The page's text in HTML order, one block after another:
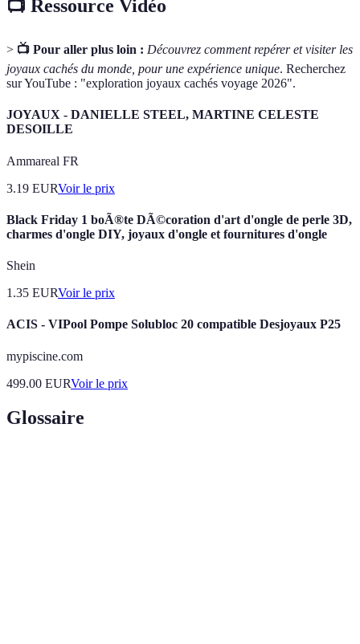
📺 Ressource Vidéo
> 📺 Pour aller plus loin : Découvrez comment repérer et visiter les
joyaux cachés du monde, pour une expérience unique. Recherchez
sur YouTube : "exploration joyaux cachés voyage 2026".
JOYAUX - DANIELLE STEEL, MARTINE CELESTE
DESOILLE
Ammareal FR
3.19 EURVoir le prix
Black Friday 1 boÃ®te DÃ©coration d'art d'ongle de perle 3D,
charmes d'ongle DIY, joyaux d'ongle et fournitures d'ongle
Shein
1.35 EURVoir le prix
ACIS - VIPool Pompe Solubloc 20 compatible Desjoyaux P25
mypiscine.com
499.00 EURVoir le prix
Glossaire